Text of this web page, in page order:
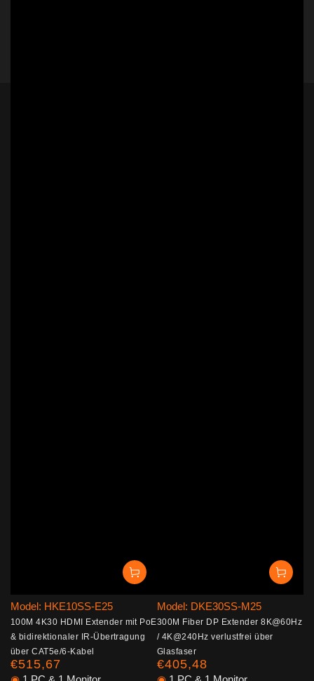
Model: HKE10SS-E25
100M 4K30 HDMI Extender mit PoE
& bidirektionaler IR-Übertragung
über CAT5e/6-Kabel
Regulärer
Preis
€515,67
Model: DKE30SS-M25
300M Fiber DP Extender 8K@60Hz
/ 4K@240Hz verlustfrei über
Glasfaser
Regulärer
Preis
€405,48